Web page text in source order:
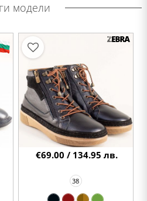
модели
38
€69.00 / 134.95 лв.